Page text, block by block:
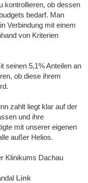
kontrollieren, ob dessen
bedarf. Man
Verbindung mit einem
von Kriterien
seinen 5,1% Anteilen an
ob diese ihrem
zahlt liegt klar auf der
und ihre
mit unserer eigenen
außer Helios.
Klinikums Dachau
Link